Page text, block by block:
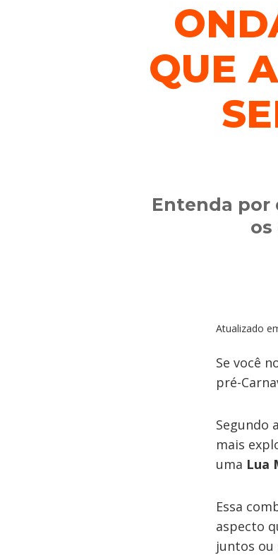
QUE
Entenda por
os
Atualizado
Se você
pré-
Segundo
mais
uma Lua
Essa
aspecto
juntos ou